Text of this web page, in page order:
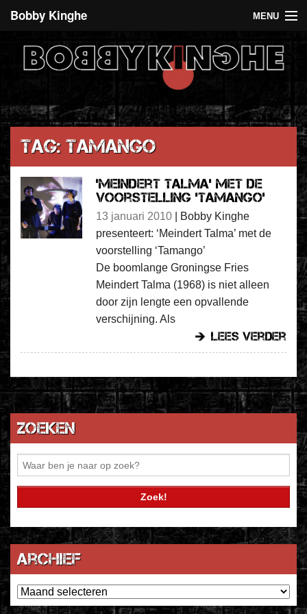
Bobby Kinghe MENU
Recent
De 5 euro club
Over Bobby Kinghe
Tag: Tamango
‘Meindert Talma’ met de
voorstelling ‘Tamango’
13 januari 2010
Bobby Kinghe
presenteert: ‘Meindert Talma’ met de
voorstelling ‘Tamango’
De boomlange Groningse Fries
Meindert Talma (1968) is niet alleen
door zijn lengte een opvallende
verschijning. Als
lees verder
Zoeken
Archief
Archief